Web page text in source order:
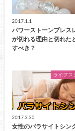
2017.1.1
パワーストーンブレス
が切れる理由と切れた
すべき？
ライフス
2017.3.30
女性のパラサイトシン